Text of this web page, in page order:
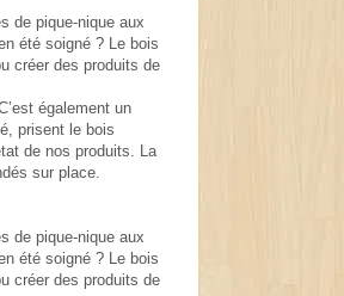
de pique-nique aux
été soigné ? Le bois
créer des produits de
également un
prisent le bois
de nos produits. La
sur place.
de pique-nique aux
été soigné ? Le bois
créer des produits de